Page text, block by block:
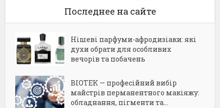
Последнее на сайте
Нішеві парфуми-афродизіаки: які
духи обрати для особливих
вечорів та побачень
BIOTEK — професійний вибір
майстрів перманентного макіяжу:
обладнання, пігменти та...